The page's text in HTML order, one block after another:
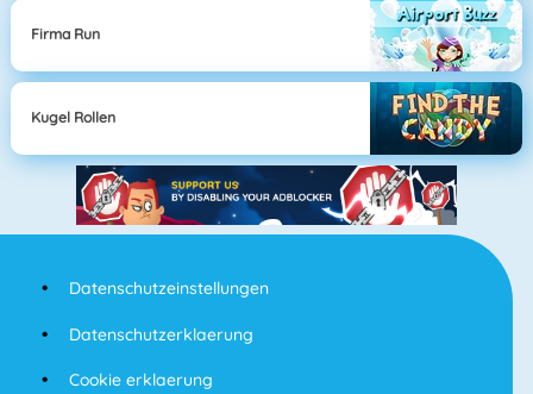
Firma Run
Kugel Rollen
Datenschutzeinstellungen
Datenschutzerklaerung
Cookie erklaerung